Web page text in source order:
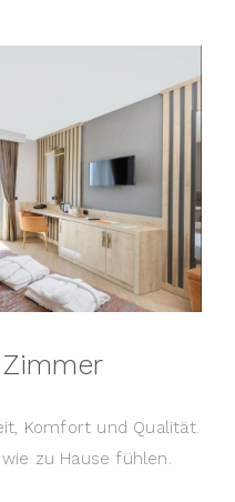
Komfort und Qualität.
zu Hause fühlen.